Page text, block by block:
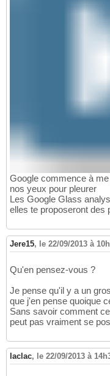
Google commence à
nos yeux pour pleurer
Les Google Glass
elles te proposeront des
Jere15, le 22/09/2013 à
Qu'en pensez-vous ?
Je pense qu'il y a un
que j'en pense quoique
Sans savoir comment
peut pas vraiment se
laclac, le 22/09/2013 à